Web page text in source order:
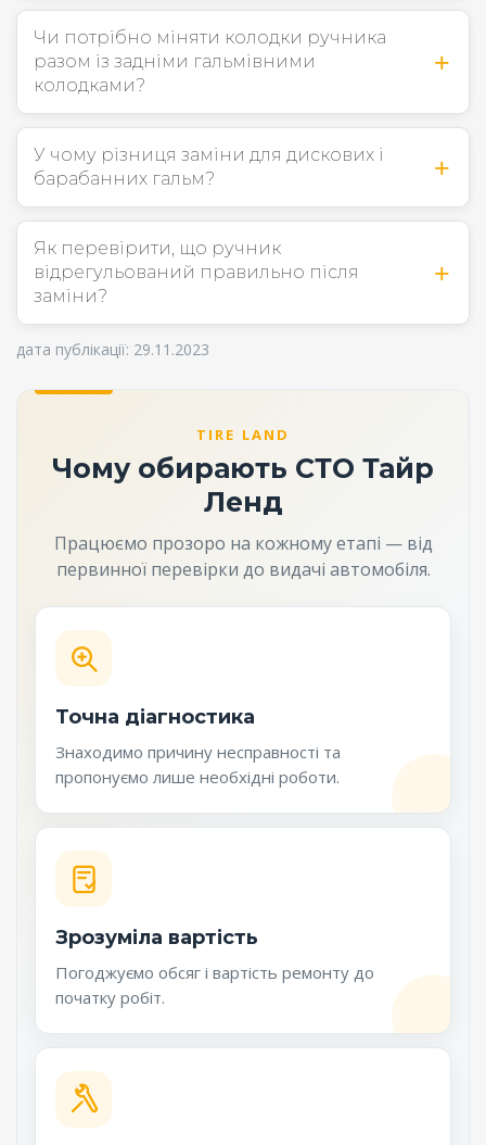
Чи потрібно міняти колодки ручника
разом із задніми гальмівними
колодками?
У чому різниця заміни для дискових і
барабанних гальм?
Як перевірити, що ручник
відрегульований правильно після
заміни?
дата публікації: 29.11.2023
TIRE LAND
Чому обирають СТО Тайр
Ленд
Працюємо прозоро на кожному етапі — від
первинної перевірки до видачі автомобіля.
Точна діагностика
Знаходимо причину несправності та
пропонуємо лише необхідні роботи.
Зрозуміла вартість
Погоджуємо обсяг і вартість ремонту до
початку робіт.